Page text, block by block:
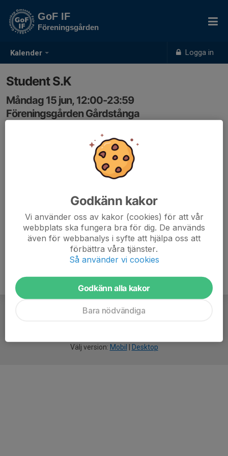
Kalender Logga in
GoF IF
Föreningsgården
Student S.K
Måndag 15 jun, 12:00-23:59
Föreningsgården Gårdstånga
Mail Stine Knutsen 13/6 2025
Välj version: Mobil Desktop
Godkänn kakor
Vi använder oss av kakor (cookies) för att vår
webbplats ska fungera bra för dig. De används
även för webbanalys i syfte att hjälpa oss att
förbättra våra tjänster.
Så använder vi cookies
Godkänn alla kakor
Bara nödvändiga